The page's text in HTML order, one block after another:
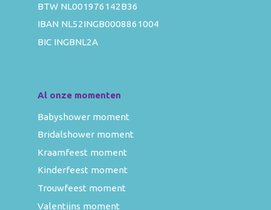
BTW NL001976142B36
IBAN NL52INGB0008861004
BIC INGBNL2A
Al onze momenten
Babyshower moment
Bridalshower moment
Kraamfeest moment
Kinderfeest moment
Trouwfeest moment
Valentijns moment